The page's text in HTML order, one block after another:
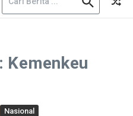
Kemenkeu
Nasional